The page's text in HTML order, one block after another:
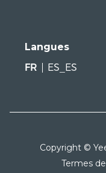
Langues
FR
ES_ES
Copyright ©
Termes